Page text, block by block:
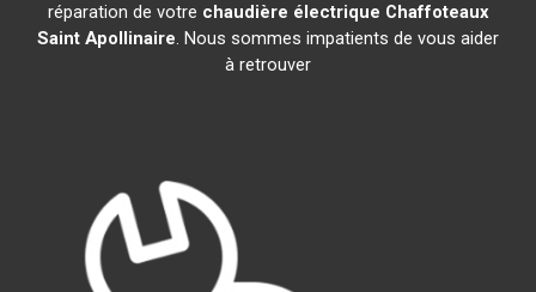
réparation de votre chaudière électrique Chaffoteaux
Saint Apollinaire. Nous sommes impatients de vous aider
à retrouver